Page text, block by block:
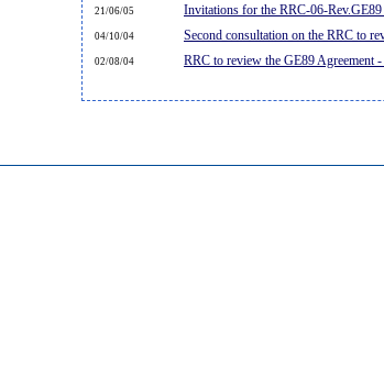
21/06/05 Invitations for the RRC-06-Rev.GE89
04/10/04 Second consultation on the RRC to
02/08/04 RRC to review the GE89 Agreement